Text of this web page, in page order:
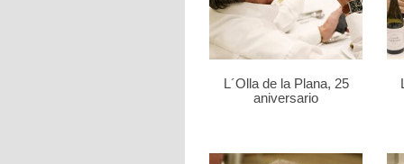
L´Olla de la Plana, 25
aniversario